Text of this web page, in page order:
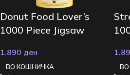
Donut Food Lover’s
1000 Piece Jigsaw
1.890 ден
ВО КОШНИЧКА